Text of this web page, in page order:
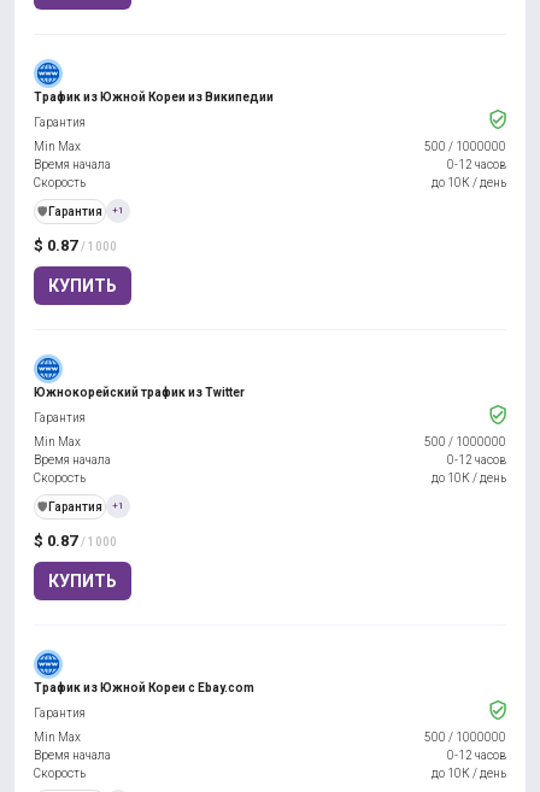
Трафик из Южной Кореи из Википедии
$ 0.87 / 1000
КУПИТЬ
Гарантия
Min Max
500 / 1000000
Время начала
0-12 часов
Скорость
до 10К / день
️🛡️ Гарантия +1
Южнокорейский трафик из Twitter
$ 0.87 / 1000
КУПИТЬ
Гарантия
Min Max
500 / 1000000
Время начала
0-12 часов
Скорость
до 10К / день
️🛡️ Гарантия +1
Трафик из Южной Кореи с Ebay.com
Гарантия
Min Max
500 / 1000000
Время начала
0-12 часов
Скорость
до 10К / день